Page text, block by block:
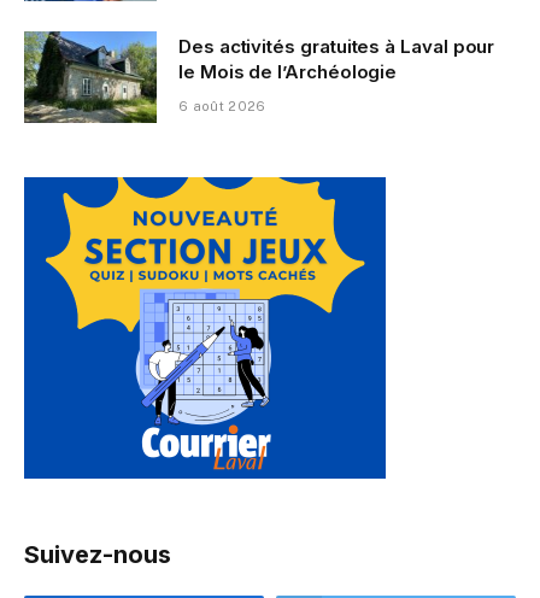
Des activités gratuites à Laval pour
le Mois de l’Archéologie
6 août 2026
Suivez-nous